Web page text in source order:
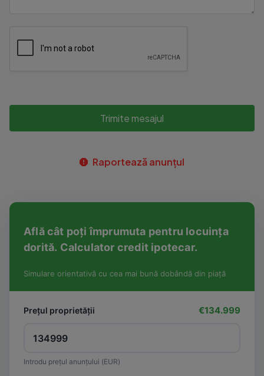
Trimite mesajul
Raportează anunțul
Află cât poți împrumuta pentru locuința
dorită. Calculator credit ipotecar.
Simulare orientativă cu cea mai bună dobândă din piață
Prețul proprietății €134.999
Introdu prețul anunțului (EUR)